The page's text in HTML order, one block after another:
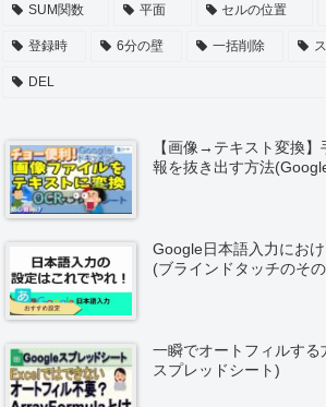
SUM関数 平面 セルの位置
登録時 6分の壁 一括削除
DEL
【画像→テキスト変換
報を抜き出す方法
Google日本語入力にお
(ブラインドタッチのそ
一瞬でオートフィルす
スプレッドシート)